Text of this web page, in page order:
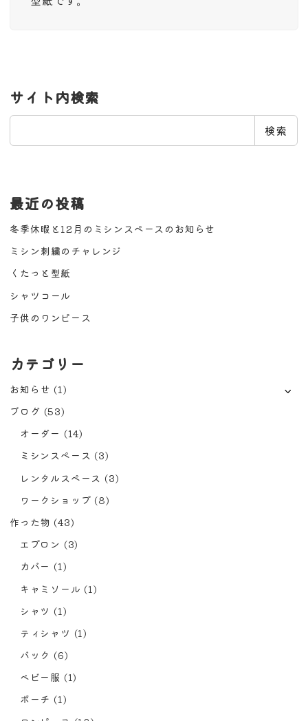
サイト内検索
検
検索
最近の投稿
冬季休暇と12月のミシンスペースのお知らせ
ミシン刺繍のチャレンジ
くたっと型紙
シャツコール
子供のワンピース
カテゴリー
お知らせ (1)
ブログ (53)
オーダー (14)
ミシンスペース (3)
レンタルスペース (3)
ワークショップ (8)
作った物 (43)
エプロン (3)
カバー (1)
キャミソール (1)
シャツ (1)
ティシャツ (1)
バック (6)
ベビー服 (1)
ポーチ (1)